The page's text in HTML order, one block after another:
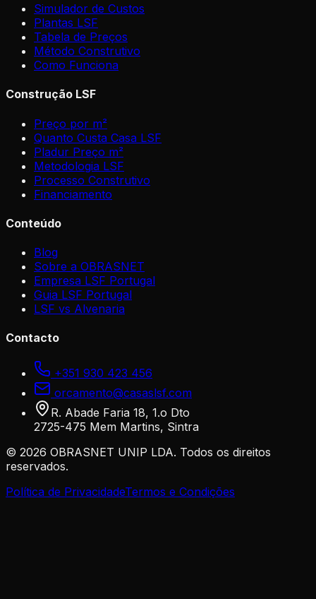
Simulador de Custos
Plantas LSF
Tabela de Preços
Método Construtivo
Como Funciona
Construção LSF
Preço por m²
Quanto Custa Casa LSF
Pladur Preço m²
Metodologia LSF
Processo Construtivo
Financiamento
Conteúdo
Blog
Sobre a OBRASNET
Empresa LSF Portugal
Guia LSF Portugal
LSF vs Alvenaria
Contacto
+351 930 423 456
orcamento@casaslsf.com
R. Abade Faria 18, 1.o Dto
2725-475 Mem Martins, Sintra
© 2026 OBRASNET UNIP LDA. Todos os direitos
reservados.
Política de PrivacidadeTermos e Condições